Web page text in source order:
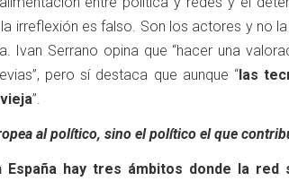
irreflexión es falso. Son los actores y no
Ivan Serrano opina que “hacer una
pero sí destaca que aunque “las
”.
al político, sino el político el que
España hay tres ámbitos donde la